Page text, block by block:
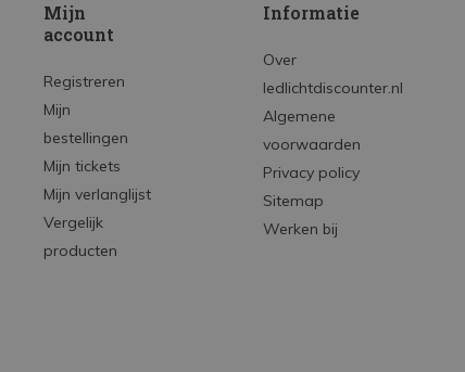
Mijn
account
Registreren
Mijn
bestellingen
Mijn tickets
Mijn verlanglijst
Vergelijk
producten
Informatie
Over
ledlichtdiscounter.nl
Algemene
voorwaarden
Privacy policy
Sitemap
Werken bij